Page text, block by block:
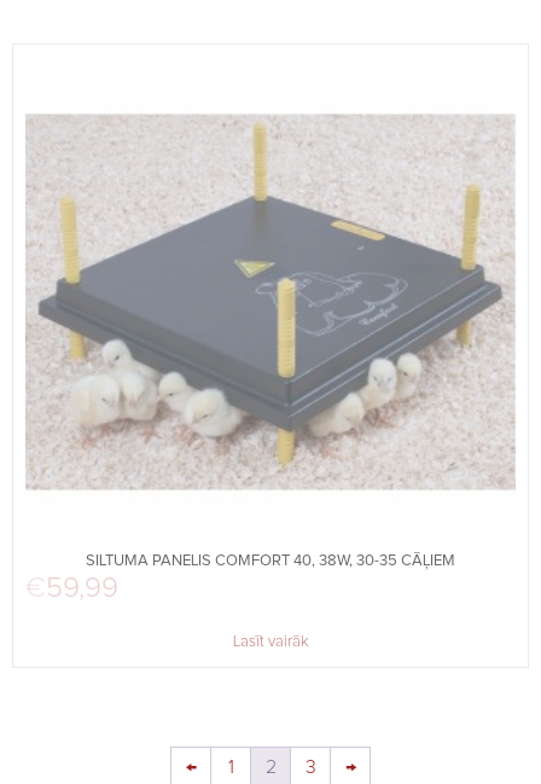
SILTUMA PANELIS COMFORT 40, 38W, 30-35 CĀĻIEM
€59,99
Lasīt vairāk
← 1 2 3 →